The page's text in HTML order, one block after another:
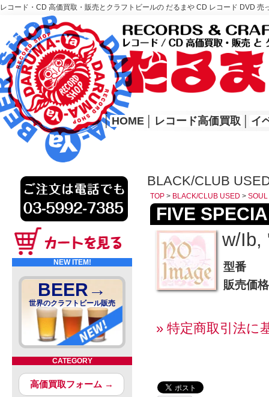
レコード・CD 高価買取・販売とクラフトビールの だるまや CD レコード DVD
レコード高価買取はこちら
HOME
│ HOME レコード高価買取 イ
NEW ITEM!
BEER→
世界のクラフトビール販売
CATEGORY
高価買取フォーム →
BLACK/CLUB
TOP > BLACK/CLUB USED > SOUL
FIVE
w/Ib,
型番
販売価格
» 特定商取引法に